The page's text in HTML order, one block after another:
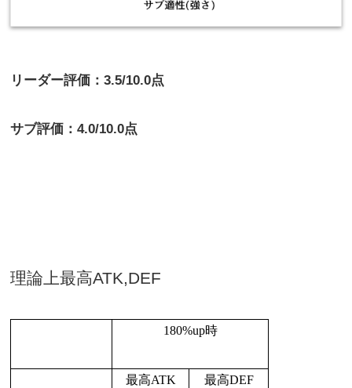
リーダー評価：3.5/10.0点
サブ評価：4.0/10.0点
理論上最高ATK,DEF
180%up時
最高ATK 最高DEF